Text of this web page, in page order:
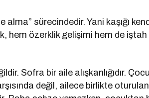
sürecindedir. Yani kaşığı
hem özerklik gelişimi hem de iştah
Sofra bir aile alışkanlığıdır.
değil, ailece birlikte